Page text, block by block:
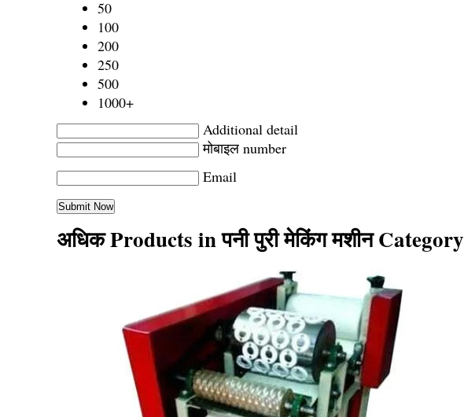
50
100
200
250
500
1000+
Additional detail
मोबाइल number
Email
अधिक Products in पनी पुरी मेकिंग मशीन Category